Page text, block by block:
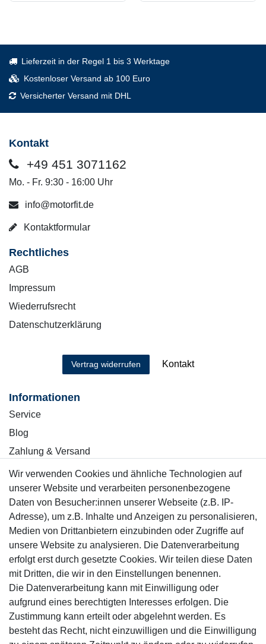
Lieferzeit in der Regel 1 bis 3 Werktage
Kostenloser Versand ab 100 Euro
Versicherter Versand mit DHL
Kontakt
+49 451 3071162
Mo. - Fr. 9:30 - 16:00 Uhr
info@motorfit.de
Kontaktformular
Rechtliches
AGB
Impressum
Wiederrufsrecht
Datenschutzerklärung
Vertrag widerrufen Kontakt
Informationen
Service
Blog
Zahlung & Versand
Sicher einkaufen
Mitglied
Motor-Fit
© Copyright 2026 | Alle Rechte vorbehalten.
Wir verwenden Cookies und ähnliche Technologien auf
unserer Website und verarbeiten personenbezogene
Daten von Besucher:innen unserer Webseite (z.B. IP-
Adresse), um z.B. Inhalte und Anzeigen zu personalisieren,
Medien von Drittanbietern einzubinden oder Zugriffe auf
unsere Website zu analysieren. Die Datenverarbeitung
erfolgt erst durch gesetzte Cookies. Wir teilen diese Daten
mit Dritten, die wir in den Einstellungen benennen.
Die Datenverarbeitung kann mit Einwilligung oder
aufgrund eines berechtigten Interesses erfolgen. Die
Zustimmung kann erteilt oder abgelehnt werden. Es
besteht das Recht, nicht einzuwilligen und die Einwilligung